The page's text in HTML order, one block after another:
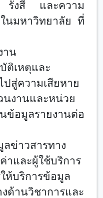
รังสี และความ
นมหาวิทยาลัย ที่
าน
ติเหตุและ
สู่ความเสียหาย
นงานและหน่วย
ข้อมูลรายงานต่อ
ข่าวสารทาง
าและผู้ใช้บริการ
ห้บริการข้อมูล
ด้านวิชาการและ